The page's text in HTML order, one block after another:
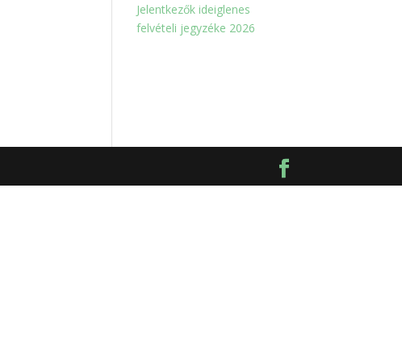
Jelentkezők ideiglenes
felvételi jegyzéke 2026